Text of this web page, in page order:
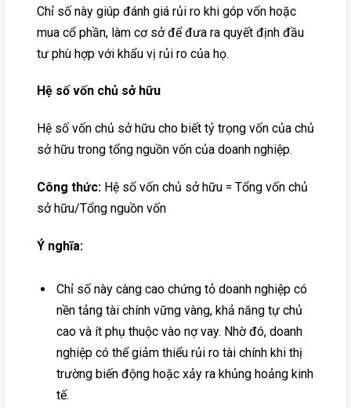
Chỉ số này giúp đánh giá rủi ro khi góp vốn hoặc
mua cổ phần, làm cơ sở để đưa ra quyết định đầu
tư phù hợp với khẩu vị rủi ro của họ.
Hệ số vốn chủ sở hữu
Hệ số vốn chủ sở hữu cho biết tỷ trọng vốn của chủ
sở hữu trong tổng nguồn vốn của doanh nghiệp.
Công thức: Hệ số vốn chủ sở hữu = Tổng vốn chủ
sở hữu/Tổng nguồn vốn
Ý nghĩa:
Chỉ số này càng cao chứng tỏ doanh nghiệp có
nền tảng tài chính vững vàng, khả năng tự chủ
cao và ít phụ thuộc vào nợ vay. Nhờ đó, doanh
nghiệp có thể giảm thiểu rủi ro tài chính khi thị
trường biến động hoặc xảy ra khủng hoảng kinh
tế.